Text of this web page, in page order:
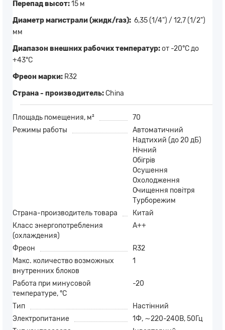
Перепад высот:15 м
Диаметр магистрали (жидк/газ): 6,35 (1/4") / 12,7 (1/2")
мм
Диапазон внешних рабочих температур:от -20°C до
+43°C
Фреон марки: R32
Страна - производитель:China
Площадь помещения, м²
70
Режимы работы
Автоматичний
Надтихий (до 20 дБ)
Нічний
Обігрів
Осушення
Охолодження
Очищення повітря
Турборежим
Страна-производитель товара
Китай
Класс энергопотребления
(охлаждения)
A++
Фреон
R32
Макс. количество возможных
внутренних блоков
1
Работа при минусовой
температуре, °C
-20
Тип
Настінний
Электропитание
1Ф, ∼220-240В, 50Гц